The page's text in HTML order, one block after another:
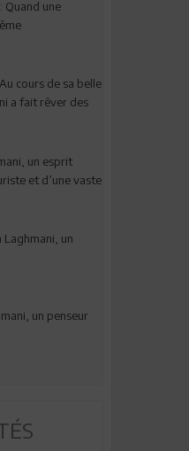
Quand une
cours de sa belle
a fait rêver des
un esprit
et d’une vaste
Laghmani, un
un penseur